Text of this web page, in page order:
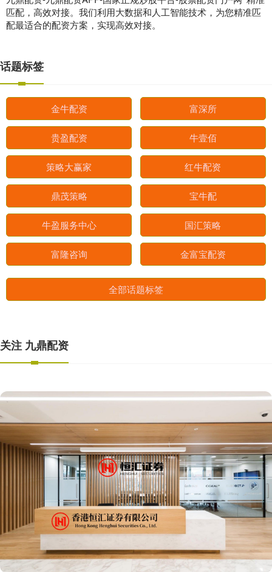
匹配，高效对接。我们利用大数据和人工智能技术，为您精准匹
配最适合的配资方案，实现高效对接。
话题标签
金牛配资 富深所
贵盈配资 牛壹佰
策略大赢家 红牛配资
鼎茂策略 宝牛配
牛盈服务中心 国汇策略
富隆咨询 金富宝配资
全部话题标签
关注 九鼎配资